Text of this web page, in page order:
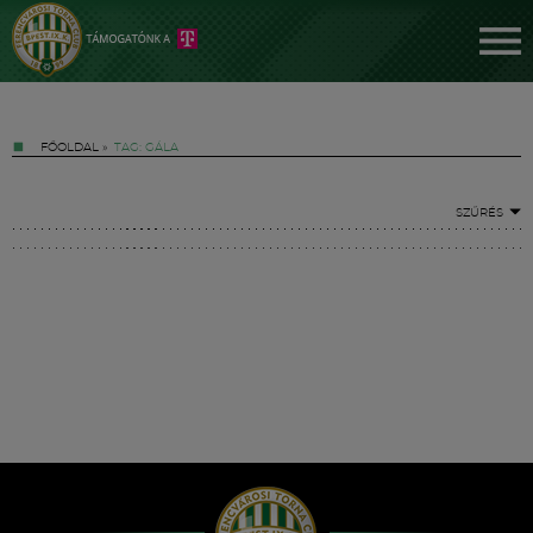
FŐOLDAL » TAG: GÁLA
SZŰRÉS
Hírek